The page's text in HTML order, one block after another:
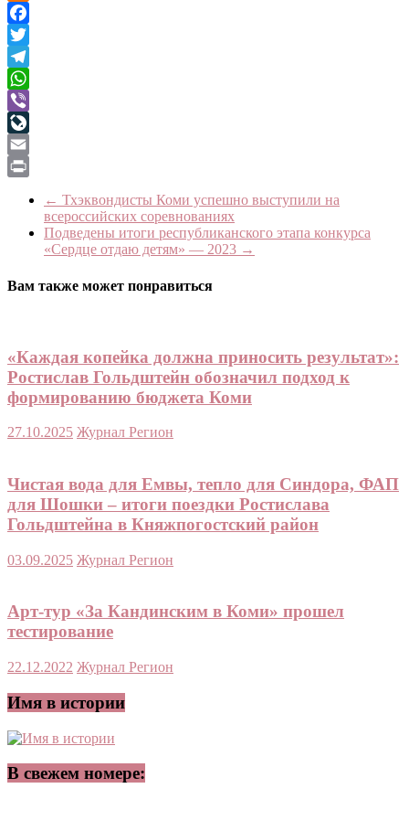
Odnoklassniki
Facebook
Twitter
Telegram
WhatsApp
Viber
LiveJournal
Email
← Тхэквондисты Коми успешно выступили на
всероссийских соревнованиях
Подведены итоги республиканского этапа конкурса
«Сердце отдаю детям» — 2023 →
Вам также может понравиться
«Каждая копейка должна приносить результат»:
Ростислав Гольдштейн обозначил подход к
формированию бюджета Коми
27.10.2025 Журнал Регион
Чистая вода для Емвы, тепло для Синдора, ФАП
для Шошки – итоги поездки Ростислава
Гольдштейна в Княжпогостский район
03.09.2025 Журнал Регион
Арт-тур «За Кандинским в Коми» прошел
тестирование
22.12.2022 Журнал Регион
Имя в истории
В свежем номере: